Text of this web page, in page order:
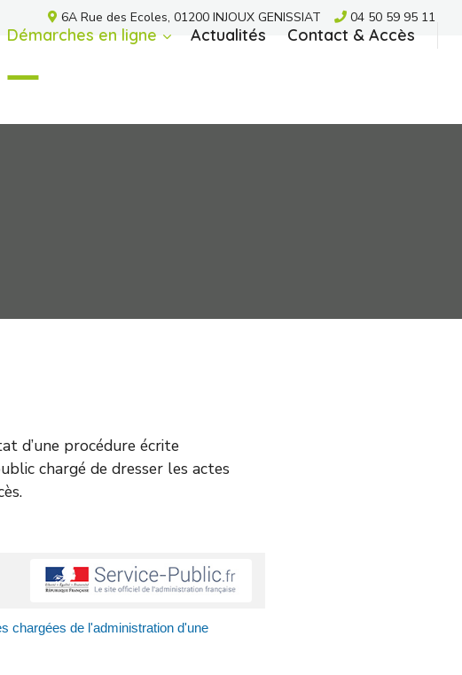
6A Rue des Ecoles, 01200 INJOUX GENISSIAT 04 50 59 95 11
Démarches en ligne Actualités Contact & Accès
d’une procédure écrite
chargé de dresser les actes
chargées de l'administration d'une